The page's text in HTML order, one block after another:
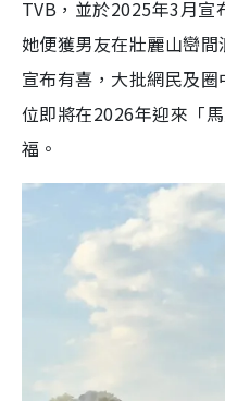
TVB，並於2025年3月宣
她便獲男友在壯麗山巒
宣布有喜，大批網民及
位即將在2026年迎來「
福。